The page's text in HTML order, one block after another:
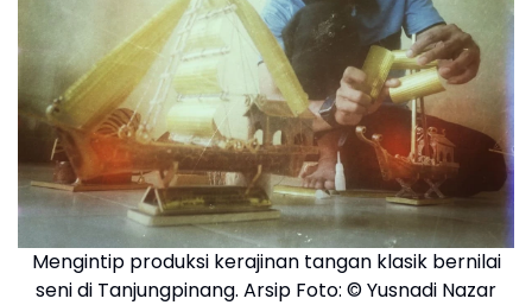
Mengintip produksi kerajinan tangan klasik bernilai
seni di Tanjungpinang. Arsip Foto: © Yusnadi Nazar